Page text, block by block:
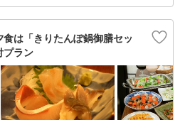
食は「きりたんぽ鍋御膳セッ
プラン